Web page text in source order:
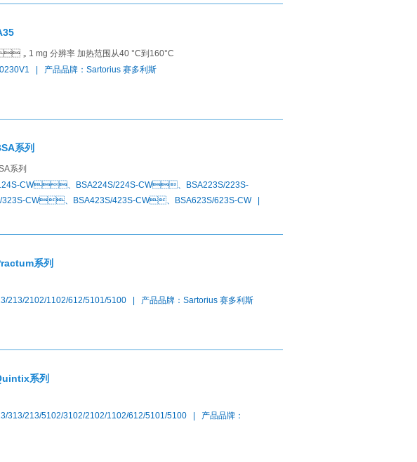
g，1 mg 分辨率 加热范围从40 °C到160°C
| 产品品牌：Sartorius 赛多利斯
系列
系列
124S-CW、BSA224S/224S-CW、BSA223S/223S-
CW、BSA423S/423S-CW、BSA623S/623S-CW |
系列
313/213/2102/1102/612/5101/5100 | 产品品牌：Sartorius 赛多利斯
系列
513/313/213/5102/3102/2102/1102/612/5101/5100 | 产品品牌：